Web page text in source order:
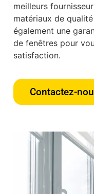
meilleurs
matériaux de
également une
de fenêtres pour
satisfaction.
Contactez-